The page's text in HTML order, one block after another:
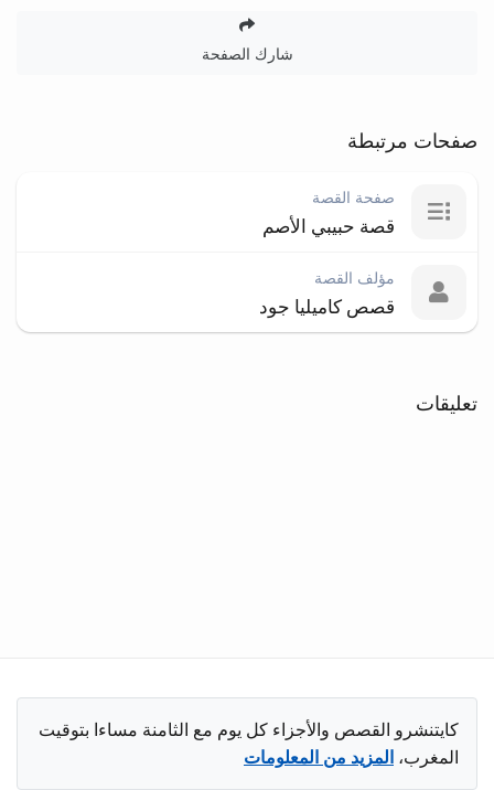
شارك الصفحة
صفحات مرتبطة
صفحة القصة
قصة حبيبي الأصم
مؤلف القصة
قصص كاميليا جود
تعليقات
كايتنشرو القصص والأجزاء كل يوم مع الثامنة مساءا بتوقيت
المغرب، المزيد من المعلومات